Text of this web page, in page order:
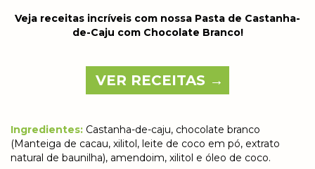
Veja receitas incríveis com nossa Pasta de Castanha-
de-Caju com Chocolate Branco!
VER RECEITAS →
Ingredientes: Castanha-de-caju, chocolate branco
(Manteiga de cacau, xilitol, leite de coco em pó, extrato
natural de baunilha), amendoim, xilitol e óleo de coco.